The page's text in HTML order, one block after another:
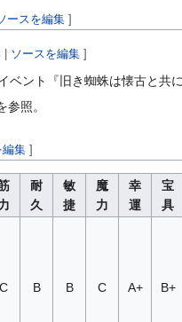
ースを編集 ]
ソースを編集 ]
ベント『旧き蜘蛛は懐古と共
参照。
編集 ]
耐
久
敏
捷
魔
力
幸
運
宝
具
C B B C A+ B+